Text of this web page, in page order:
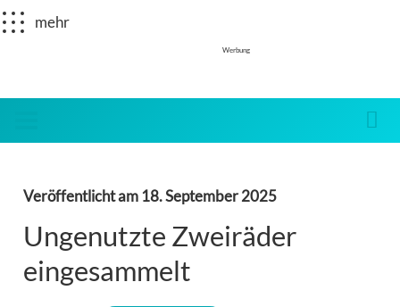
mehr
Werbung
Veröffentlicht am 18. September 2025
Ungenutzte Zweiräder
eingesammelt